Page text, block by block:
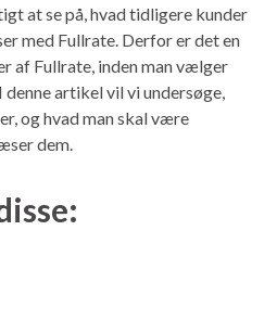
at se på, hvad tidligere kunder
med Fullrate. Derfor er det en
af Fullrate, inden man vælger
artikel vil vi undersøge,
og hvad man skal være
dem.